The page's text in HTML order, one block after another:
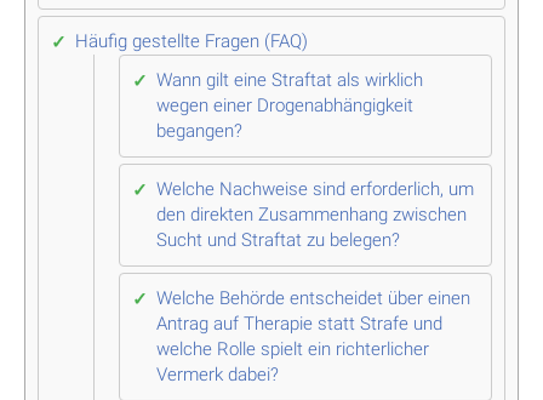
Häufig gestellte Fragen (FAQ)
Wann gilt eine Straftat als wirklich
wegen einer Drogenabhängigkeit
begangen?
Welche Nachweise sind erforderlich, um
den direkten Zusammenhang zwischen
Sucht und Straftat zu belegen?
Welche Behörde entscheidet über einen
Antrag auf Therapie statt Strafe und
welche Rolle spielt ein richterlicher
Vermerk dabei?